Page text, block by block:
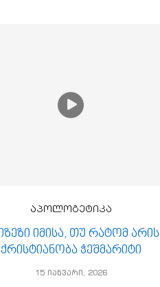
აპოლოგეტიკა
იმისა, თუ რატომ არის
ქრისტიანობა ჭეშმარიტი
15 იანვარი, 2026